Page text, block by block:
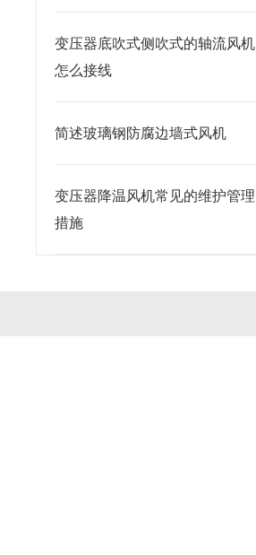
变压器底吹式侧吹式的轴流风机
怎么接线
简述玻璃钢防腐边墙式风机
变压器降温风机常见的维护管理
措施